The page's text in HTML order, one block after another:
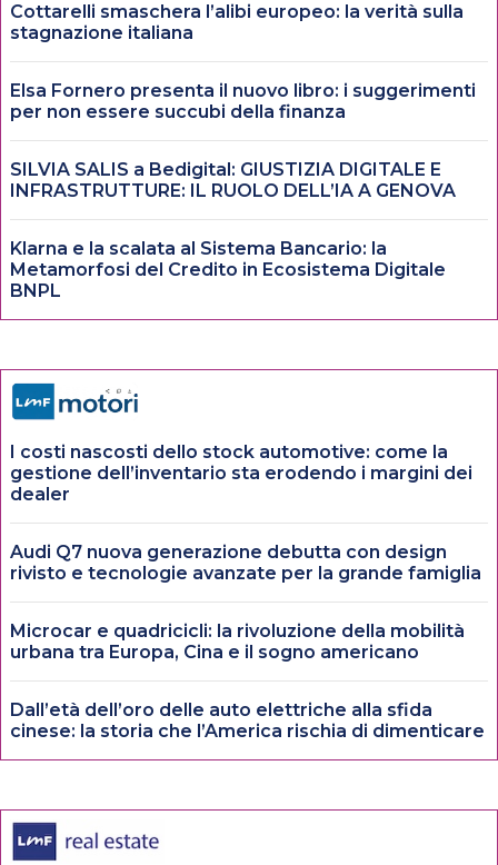
Cottarelli smaschera l’alibi europeo: la verità sulla
stagnazione italiana
Elsa Fornero presenta il nuovo libro: i suggerimenti
per non essere succubi della finanza
SILVIA SALIS a Bedigital: GIUSTIZIA DIGITALE E
INFRASTRUTTURE: IL RUOLO DELL’IA A GENOVA
Klarna e la scalata al Sistema Bancario: la
Metamorfosi del Credito in Ecosistema Digitale
BNPL
I costi nascosti dello stock automotive: come la
gestione dell’inventario sta erodendo i margini dei
dealer
Audi Q7 nuova generazione debutta con design
rivisto e tecnologie avanzate per la grande famiglia
Microcar e quadricicli: la rivoluzione della mobilità
urbana tra Europa, Cina e il sogno americano
Dall’età dell’oro delle auto elettriche alla sfida
cinese: la storia che l’America rischia di dimenticare